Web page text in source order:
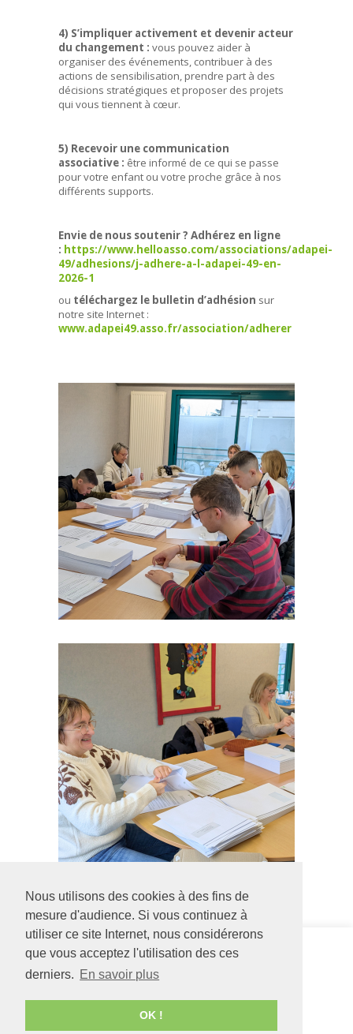
Nous utilisons des cookies à des fins de
mesure d'audience. Si vous continuez à
utiliser ce site Internet, nous considérerons
que vous acceptez l'utilisation des ces
derniers. En savoir plus
OK !
4) S’impliquer activement et devenir acteur
du changement : vous pouvez aider à
organiser des événements, contribuer à des
actions de sensibilisation, prendre part à des
décisions stratégiques et proposer des projets
qui vous tiennent à cœur.
5) Recevoir une communication
associative : être informé de ce qui se passe
pour votre enfant ou votre proche grâce à nos
différents supports.
Envie de nous soutenir? Adhérez en ligne
: https://www.helloasso.com/associations/adapei-
49/adhesions/j-adhere-a-l-adapei-49-en-
2026-1
ou téléchargez le bulletin d’adhésion sur
notre site Internet :
www.adapei49.asso.fr/association/adherer
Siège social
-BP 71857
01
02 41 68 98 50
www.adapei49.asso.fr
IME La
49300CHOLET